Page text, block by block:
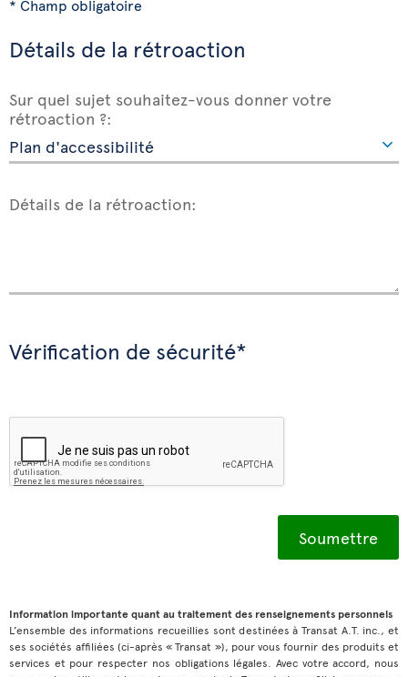
* Champ obligatoire
Détails de la rétroaction
Sur quel sujet souhaitez-vous donner votre
rétroaction ?:
Détails de la rétroaction:
Vérification de sécurité*
Information importante quant au traitement des renseignements personnels
L’ensemble des informations recueillies sont destinées à Transat A.T. inc., et
ses sociétés affiliées (ci-après « Transat »), pour vous fournir des produits et
services et pour respecter nos obligations légales. Avec votre accord, nous